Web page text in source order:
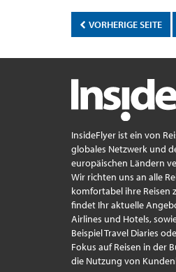
VORHERIGE SEITE
InsideFlyer ist ein von
globales Netzwerk und
europäischen Ländern
Wir richten uns an alle
komfortabel ihre Reisen
findet Ihr aktuelle
Airlines und Hotels,
Beispiel Travel Diaries
Fokus auf Reisen in der
die Nutzung von